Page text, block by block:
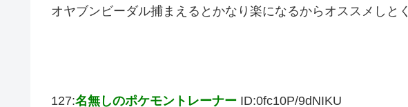
オヤブンビーダル捕まえるとかなり楽になるからオススメしとく
127:名無しのポケモントレーナー ID:0fc10P/9dNIKU